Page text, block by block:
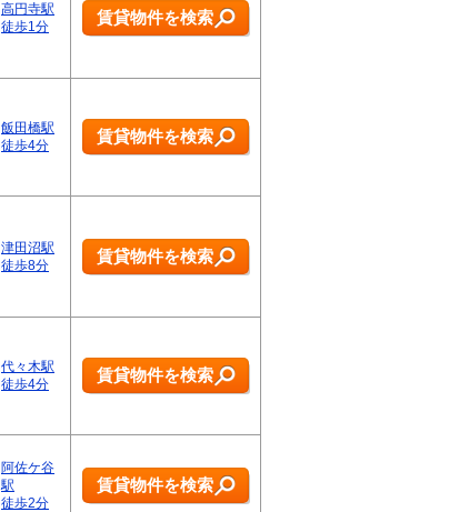
高円寺駅
徒歩1分
賃貸物件を検索
飯田橋駅
徒歩4分
賃貸物件を検索
津田沼駅
徒歩8分
賃貸物件を検索
代々木駅
徒歩4分
賃貸物件を検索
阿佐ケ谷
駅
徒歩2分
賃貸物件を検索